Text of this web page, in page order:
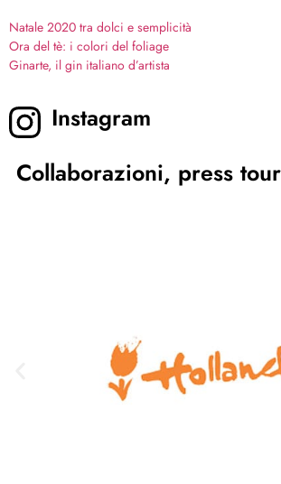
Natale 2020 tra dolci e semplicità
Ora del tè: i colori del foliage
Ginarte, il gin italiano d’artista
Instagram
Collaborazioni, press